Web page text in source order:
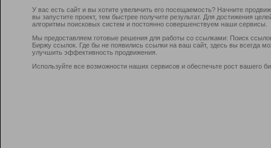
У вас есть сайт и вы хотите увеличить его посещаемость? Начните
вы запустите проект, тем быстрее получите результат. Для достижения
алгоритмы поисковых систем и постоянно совершенствуем наши сервисы.
Мы предоставляем готовые решения для работы со ссылками: Поиск
Биржу ссылок. Где бы не появились ссылки на ваш сайт, здесь вы всегда
улучшить эффективность продвижения.
Используйте все возможности наших сервисов и обеспечьте рост вашего